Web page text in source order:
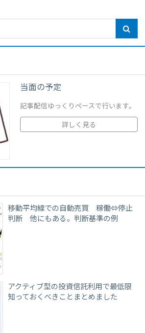
当面の予定
記事配信ゆっくりペースで行います。
詳しく見る
移動平均線での自動売買 稼働⇔停止
判断 他にもある。判断基準の例
アクティブ型の投資信託利用で最低限
知っておくべきことまとめました